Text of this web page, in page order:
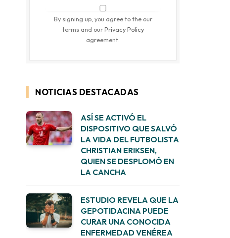
By signing up, you agree to the our
terms and ourPrivacy Policy
agreement.
NOTICIAS DESTACADAS
ASÍ SE ACTIVÓ EL
DISPOSITIVO QUE SALVÓ
LA VIDA DEL FUTBOLISTA
CHRISTIAN ERIKSEN,
QUIEN SE DESPLOMÓ EN
LA CANCHA
ESTUDIO REVELA QUE LA
GEPOTIDACINA PUEDE
CURAR UNA CONOCIDA
ENFERMEDAD VENÉREA